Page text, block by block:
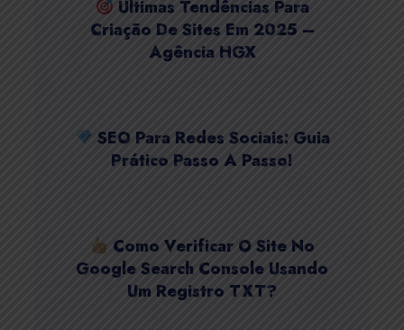
Últimas Tendências Para
Criação De Sites Em 2025 –
Agência HGX
SEO Para Redes Sociais: Guia
Prático Passo A Passo!
Como Verificar O Site No
Google Search Console Usando
Um Registro TXT?